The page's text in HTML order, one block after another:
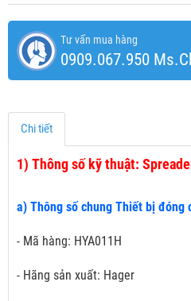
Tư vấn mua hàng
0909.067.950
Chi tiết
1) Thông số kỹ thuật:
a) Thông số chung Thiết bị đóng
- Mã hàng: HYA011H
- Hãng sản xuất: Hager